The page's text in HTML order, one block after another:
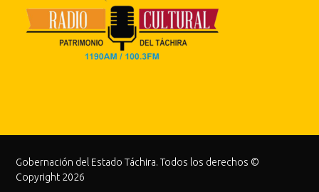
Gobernación del Estado Táchira. Todos los derechos ©
Copyright 2026